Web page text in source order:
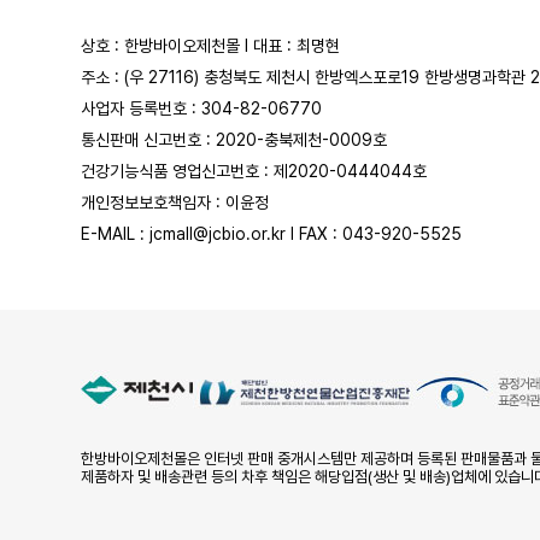
상호 : 한방바이오제천몰 l 대표 : 최명현
주소 : (우 27116) 충청북도 제천시 한방엑스포로19 한방생명과학관
사업자 등록번호 : 304-82-06770
통신판매 신고번호 : 2020-충북제천-0009호
건강기능식품 영업신고번호 : 제2020-0444044호
개인정보보호책임자 : 이윤정
E-MAIL : jcmall@jcbio.or.kr l FAX : 043-920-5525
한방바이오제천몰은 인터넷 판매 중개시스템만 제공하며 등록된 판매물품과
제품하자 및 배송관련 등의 차후 책임은 해당입점(생산 및 배송)업체에 있습니